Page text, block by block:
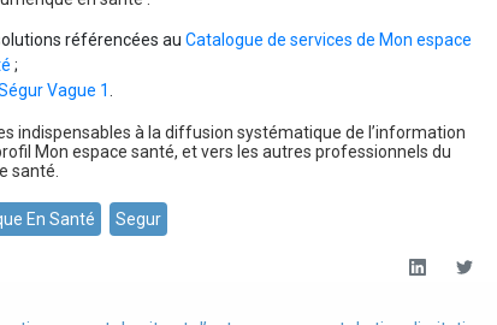
référencées au Catalogue de services de Mon espace
;
Vague 1
indispensables à la diffusion systématique de l’information
Mon espace santé, et vers les autres professionnels du
santé.
En Santé Segur